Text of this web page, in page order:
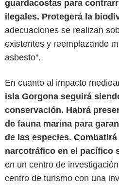
guardacostas para
ilegales. Protegerá la
adecuaciones se realizan
existentes y reemplazando
asbesto".
En cuanto al impacto
isla Gorgona seguirá
conservación. Habrá
de fauna marina para
de las especies.
narcotráfico en el pacífico
en un centro de
centro de turismo con una